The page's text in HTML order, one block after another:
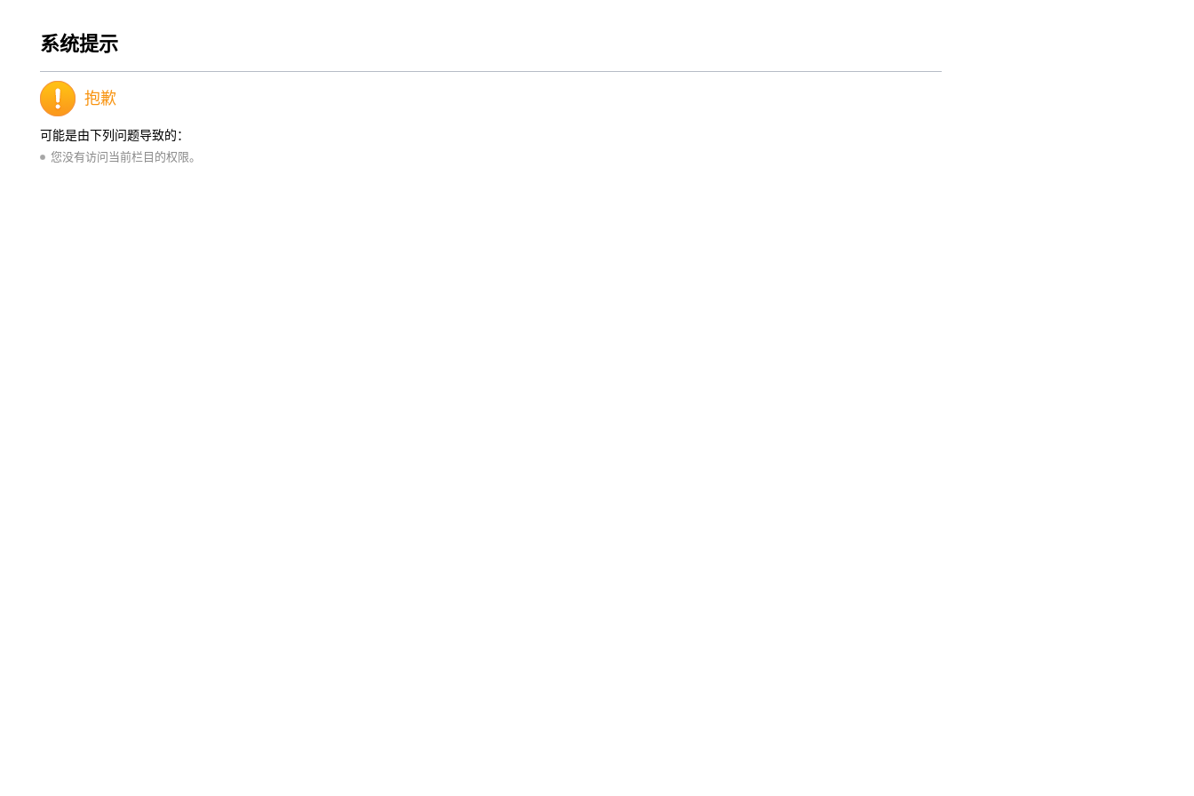
系统提示
抱歉
可能是由下列问题导致的：
您没有访问当前栏目的权限。